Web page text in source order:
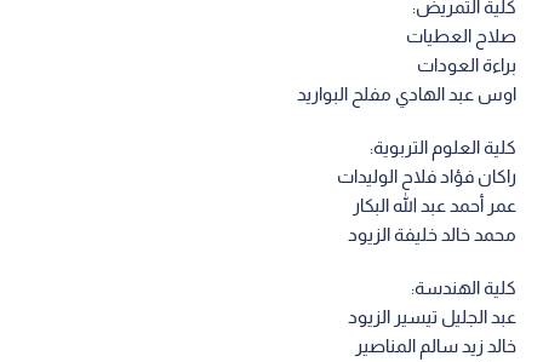
كلية التمريض:
صلاح العطيات
براءة العودات
اوس عبد الهادي مفلح البواريد
كلية العلوم التربوية:
راكان فؤاد فلاح الوليدات
عمر أحمد عبد الله البكار
محمد خالد خليفة الزيود
كلية الهندسة:
عبد الجليل تيسير الزيود
خالد زيد سالم المناصير